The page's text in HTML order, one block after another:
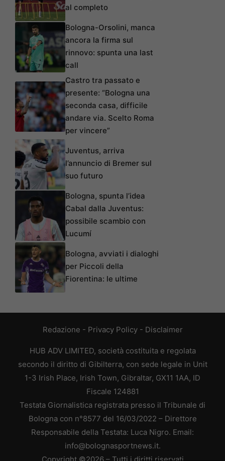
al completo
Bologna-Orsolini, manca
ancora la firma sul
rinnovo: spunta una last
call
Castro tra passato e
presente: “Bologna una
seconda casa, difficile
andare via. Scelto Roma
per vincere”
Juventus, arriva
l’annuncio di Bremer sul
suo futuro
Bologna, spunta l’idea
Cabal dalla Juventus:
possibile scambio con
Lucumí
Bologna, avviati i dialoghi
per Piccoli della
Fiorentina: le ultime
Redazione - Privacy Policy- Disclaimer
HUB ADV LIMITED, società costituita e regolata
secondo il diritto di Gibilterra, con sede legale in Unit
1-3 Irish Place, Irish Town, Gibraltar, GX11 1AA, ID
Fiscale 124881
Testata Giornalistica registrata presso il Tribunale di
Bologna con n°8577 del 16/03/2022 – Direttore
Responsabile della Testata: Luca Nigro. Email:
info@bolognasportnews.it.